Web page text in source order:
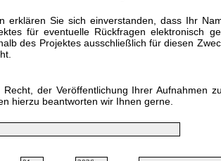
erklären Sie sich einverstanden, dass Ihr
für eventuelle Rückfragen elektronisch
des Projektes ausschließlich für diesen
der Veröffentlichung Ihrer Aufnahmen
hierzu beantworten wir Ihnen gerne.